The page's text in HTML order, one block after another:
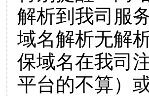
解析到我司服
域名解析无解
保域名在我司
平台的不算）